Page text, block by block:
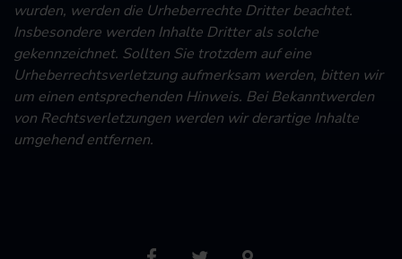
wurden, werden die Urheberrechte Dritter beachtet.
Insbesondere werden Inhalte Dritter als solche
gekennzeichnet. Sollten Sie trotzdem auf eine
Urheberrechtsverletzung aufmerksam werden, bitten wir
um einen entsprechenden Hinweis. Bei Bekanntwerden
von Rechtsverletzungen werden wir derartige Inhalte
umgehend entfernen.